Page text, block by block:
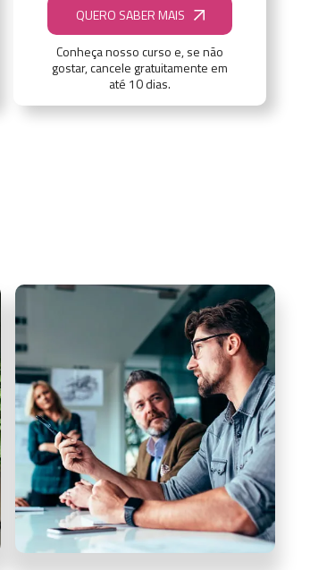
QUERO SABER MAIS
Conheça nosso curso e, se não
gostar, cancele gratuitamente em
até 10 dias.